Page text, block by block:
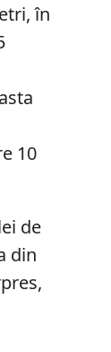
în
10
de
din